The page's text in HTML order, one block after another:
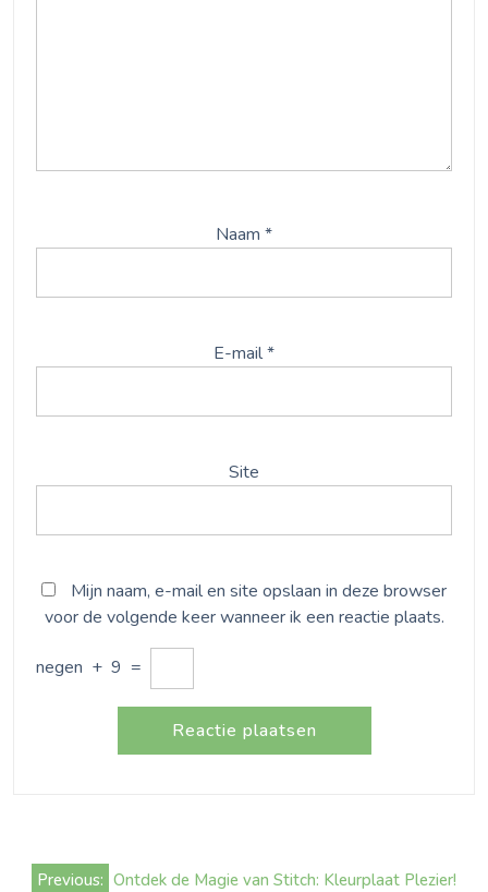
Naam *
E-mail*
Site
Mijn naam, e-mail en site opslaan in deze browser
voor de volgende keer wanneer ik een reactie plaats.
negen + 9 =
Bericht
Previous: Ontdek de Magie van Stitch: Kleurplaat Plezier!